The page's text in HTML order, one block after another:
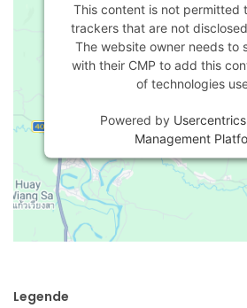
This content is not permitted
trackers that are not
The website owner needs to
with their CMP to add this
of technologies
Powered by
Management
Legende